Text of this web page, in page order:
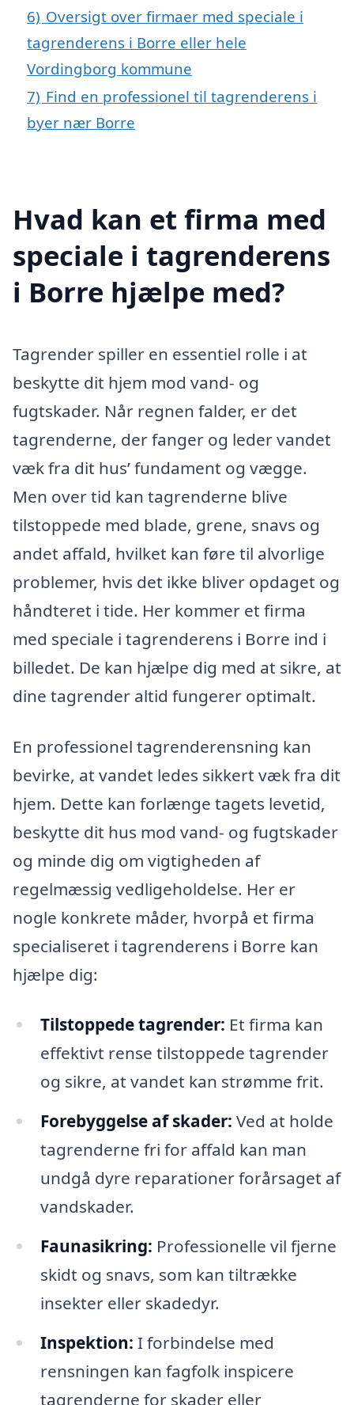
6) Oversigt over firmaer med speciale i
tagrenderens i Borre eller hele
Vordingborg kommune
7) Find en professionel til tagrenderens i
byer nær Borre
Hvad kan et firma med
speciale i tagrenderens
i Borre hjælpe med?
Tagrender spiller en essentiel rolle i at
beskytte dit hjem mod vand- og
fugtskader. Når regnen falder, er det
tagrenderne, der fanger og leder vandet
væk fra dit hus’ fundament og vægge.
Men over tid kan tagrenderne blive
tilstoppede med blade, grene, snavs og
andet affald, hvilket kan føre til alvorlige
problemer, hvis det ikke bliver opdaget og
håndteret i tide. Her kommer et firma
med speciale i tagrenderens i Borre ind i
billedet. De kan hjælpe dig med at sikre, at
dine tagrender altid fungerer optimalt.
En professionel tagrenderensning kan
bevirke, at vandet ledes sikkert væk fra dit
hjem. Dette kan forlænge tagets levetid,
beskytte dit hus mod vand- og fugtskader
og minde dig om vigtigheden af
regelmæssig vedligeholdelse. Her er
nogle konkrete måder, hvorpå et firma
specialiseret i tagrenderens i Borre kan
hjælpe dig:
Tilstoppede tagrender: Et firma kan
effektivt rense tilstoppede tagrender
og sikre, at vandet kan strømme frit.
Forebyggelse af skader: Ved at holde
tagrenderne fri for affald kan man
undgå dyre reparationer forårsaget af
vandskader.
Faunasikring: Professionelle vil fjerne
skidt og snavs, som kan tiltrække
insekter eller skadedyr.
Inspektion: I forbindelse med
rensningen kan fagfolk inspicere
tagrenderne for skader eller